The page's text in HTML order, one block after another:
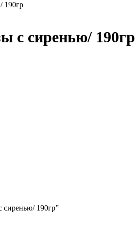
190гр
с сиренью/ 190гр
сиренью/ 190гр”